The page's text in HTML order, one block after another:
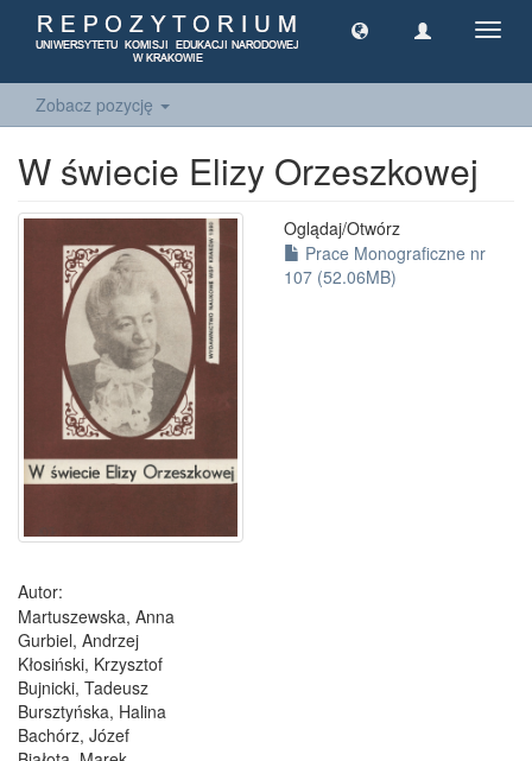
Zobacz pozycję
W świecie Elizy Orzeszkowej
Oglądaj/Otwórz
Prace Monograficzne nr
107 (52.06MB)
Autor:
Martuszewska, Anna
Gurbiel, Andrzej
Kłosiński, Krzysztof
Bujnicki, Tadeusz
Bursztyńska, Halina
Bachórz, Józef